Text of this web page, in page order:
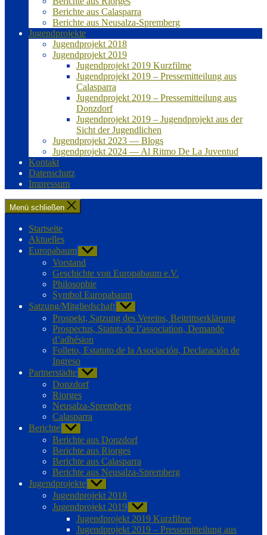
Berichte aus Calasparra
Berichte aus Neusalza-Spremberg
Jugendprojekte
Jugendprojekt 2018
Jugendprojekt 2019
Jugendprojekt 2019 Kurzfilme
Jugendprojekt 2019 – Pressemitteilung aus
Calasparra
Jugendprojekt 2019 – Pressemitteilung aus
Donzdorf
Jugendprojekt 2019 – Jugendprojekt aus der
Sicht der Jugendlichen
Jugendprojekt 2023 — Blogs
Jugendprojekt 2024 — Al Ritmo De La Juventud
Kontakt
Datenschutz
Impressum
Menü schließen
Startseite
Aktuelles
Europabaum Untermenü
anzeigen
Vorstand
Geschichte von Europabaum e.V.
Philosophie
Symbol Europabaum
Satzung/Mitgliedschaft Untermenü
anzeigen
Prospekt, Satzung des Vereins, Beitrittserklärung
Prospectus, Statuts de l’association, Demande
d’adhésion
Folleto, Estatuto de la Asociación, Declaración de
Ingreso
Partnerstädte Untermenü
anzeigen
Donzdorf
Riorges
Neusalza-Spremberg
Calasparra
Berichte Untermenü
anzeigen
Berichte aus Donzdorf
Berichte aus Riorges
Berichte aus Calasparra
Berichte aus Neusalza-Spremberg
Jugendprojekte Untermenü
anzeigen
Jugendprojekt 2018
Jugendprojekt 2019 Untermenü
anzeigen
Jugendprojekt 2019 Kurzfilme
Jugendprojekt 2019 – Pressemitteilung aus